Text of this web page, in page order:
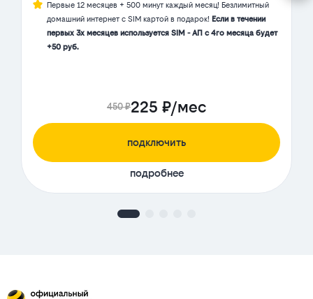
Первые 12 месяцев + 500 минут каждый месяц! Безлимитный
домашний интернет с SIM картой в подарок! Если в течении
первых 3х месяцев используется SIM - АП с 4го месяца будет
+50 руб.
450 ₽225 ₽/мес
подключить
подробнее